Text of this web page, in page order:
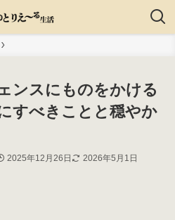
ンスにものをかける
すべきことと穏やか
2025年12月26日 2026年5月1日